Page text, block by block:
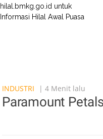
hilal.bmkg.go.id untuk
Informasi Hilal Awal Puasa
INDUSTRI
| 4 Menit lalu
Paramount